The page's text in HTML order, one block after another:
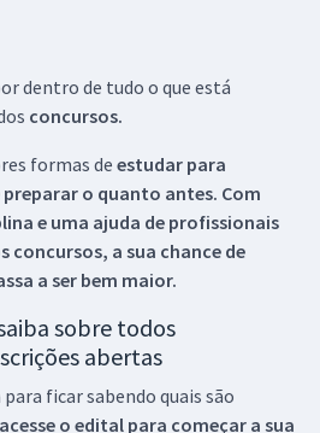
dentro de tudo o que está
concursos.
formas de estudar para
preparar o quanto antes. Com
e uma ajuda de profissionais
concursos, a sua chance de
a ser bem maior.
sobre todos
abertas
ficar sabendo quais são
o edital para começar a sua